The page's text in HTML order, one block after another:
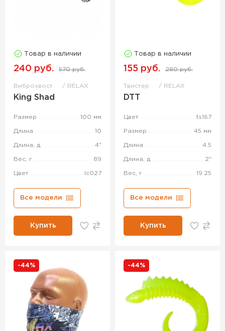
Товар в наличии
240 руб. 570 руб.
Виброхвост RELAX
King Shad
Размер 100 мм
Длина 10
Длина, д. 4"
Вес, г 89
Цвет lc027
Все модели
Купить
Товар в наличии
155 руб. 280 руб.
Твистер RELAX
DTT
Цвет ts167
Размер 45 мм
Длина 4.5
Длина, д. 2"
Вес, г 19.25
Все модели
Купить
-44% -44%